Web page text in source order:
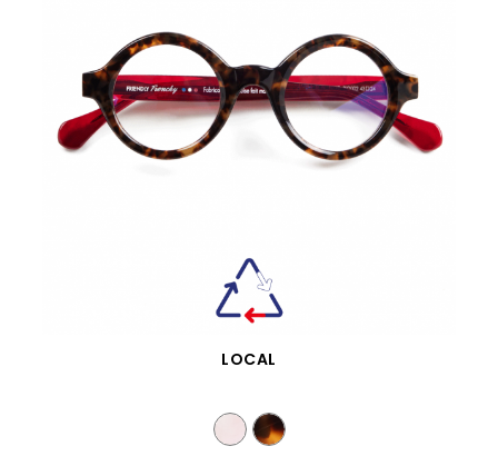
VISTA RÁPIDA
LOCAL